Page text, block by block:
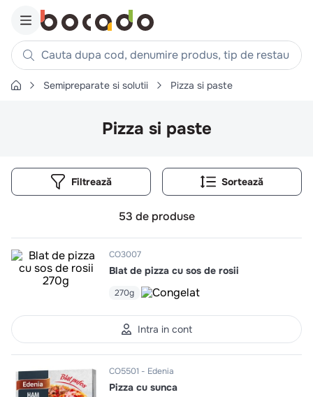
Cauta dupa cod, denumire produs, tip de restaurant,
Căutări populare
chifle
7. ceafa
. aripi
10.pizza
Semipreparate si solutii Pizza si paste
Pizza si paste
Filtrează
53 de produse
CO3007
Blat de pizza cu sos de rosii
270g
Intra in cont
CO5501 Edenia
Pizza cu sunca